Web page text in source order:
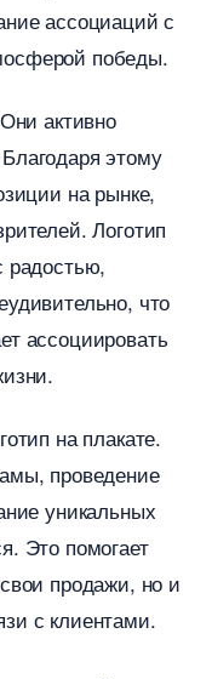
ассоциаций с
победы.
активно
этому
на рынке,
Логотип
радостью,
что
ассоциировать
на плакате.
проведение
уникальных
Это помогает
продажи, но и
с клиентами.